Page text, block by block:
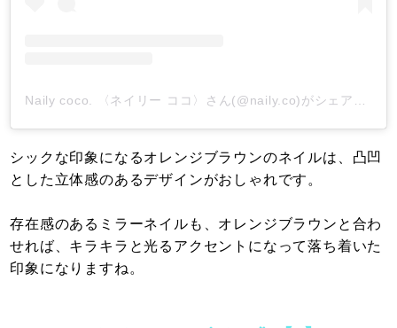
シックな印象になるオレンジブラウンのネイルは、凸凹
とした立体感のあるデザインがおしゃれです。
存在感のあるミラーネイルも、オレンジブラウンと合わ
せれば、キラキラと光るアクセントになって落ち着いた
印象になりますね。